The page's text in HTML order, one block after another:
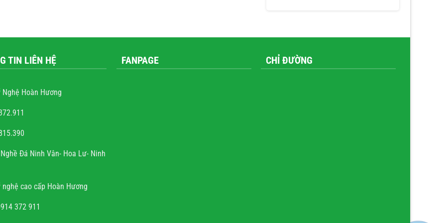
văn trọng
sự tài hoa của người
hẹn, chất lượng, uy
tín.
TIN LIÊN HỆ
Nghệ Hoàn Hương
Đá Ninh Vân- Hoa Lư- Ninh
nghệ cao cấp Hoàn Hương
372 911
FANPAGE CHỈ ĐƯỜNG